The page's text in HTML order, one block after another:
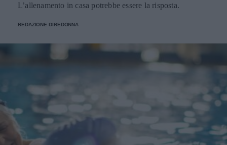
L’allenamento in casa potrebbe essere la risposta.
REDAZIONE DIREDONNA